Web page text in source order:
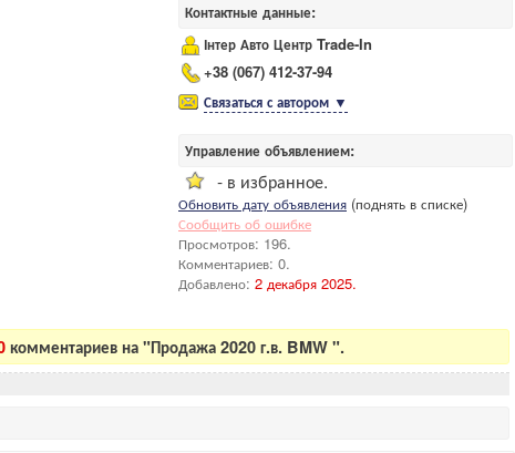
Контактные данные:
Інтер Авто Центр Trade-In
+38 (067) 412-37-94
Связаться с автором ▼
Управление объявлением:
- в избранное.
Обновить дату объявления (поднять в списке)
Сообщить об ошибке
Просмотров: 196.
Комментариев: 0.
Добавлено: 2 декабря 2025.
комментариев на "Продажа 2020 г.в. BMW ".